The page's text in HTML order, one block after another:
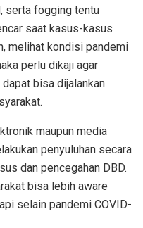
serta fogging tentu
saat kasus-kasus
melihat kondisi pandemi
perlu dikaji agar
bisa dijalankan
maupun media
penyuluhan secara
dan pencegahan DBD.
bisa lebih aware
selain pandemi COVID-